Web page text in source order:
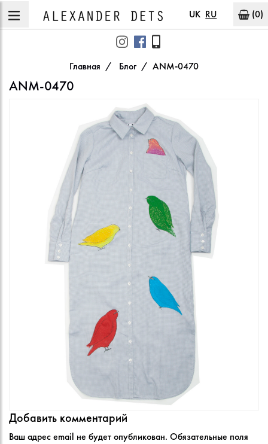
UK RU (0)
Главная Блог ANM-0470
ANM-0470
Добавить комментарий
Ваш адрес email не будет опубликован. Обязательные поля